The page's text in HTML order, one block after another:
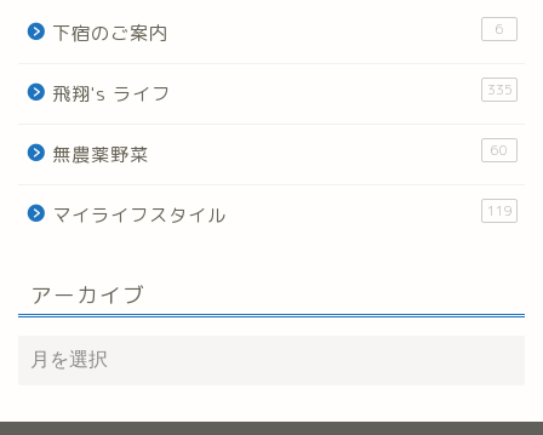
下宿のご案内 6
飛翔's ライフ 335
無農薬野菜 60
マイライフスタイル 119
アーカイブ